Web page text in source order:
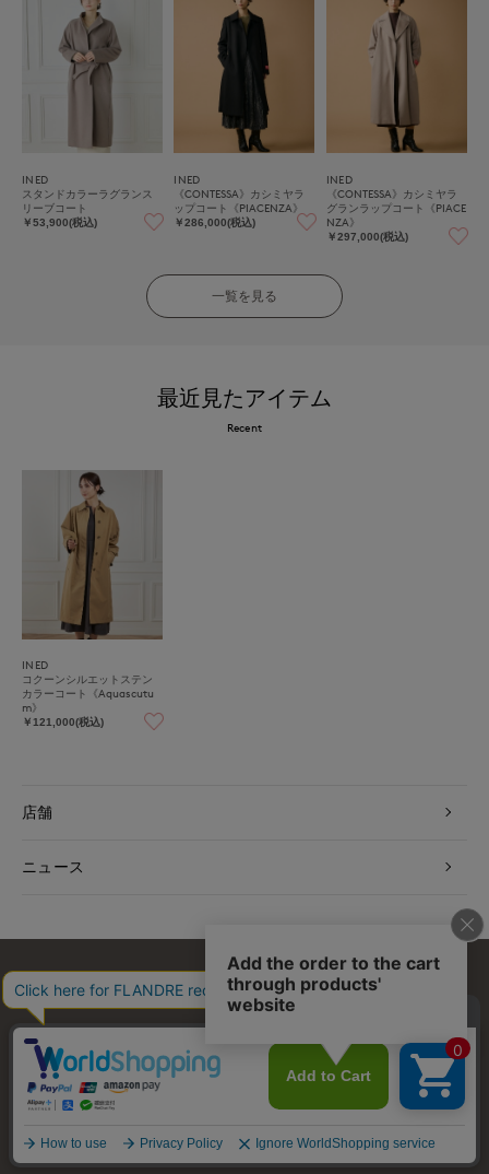
INED
スタンドカラーラグランス
リーブコート
￥53,900(税込)
INED
《CONTESSA》カシミヤラ
ップコート《PIACENZA》
￥286,000(税込)
INED
《CONTESSA》カシミヤラ
グランラップコート《PIACE
NZA》
￥297,000(税込)
一覧を見る
最近見たアイテム
Recent
INED
コクーンシルエットステン
カラーコート《Aquascutu
m》
￥121,000(税込)
店舗
ニュース
お問い合わせ 利用規約 会社概要 プライバシーポリシー
特定商取引・古物営業法に基づく表示 店舗リスト